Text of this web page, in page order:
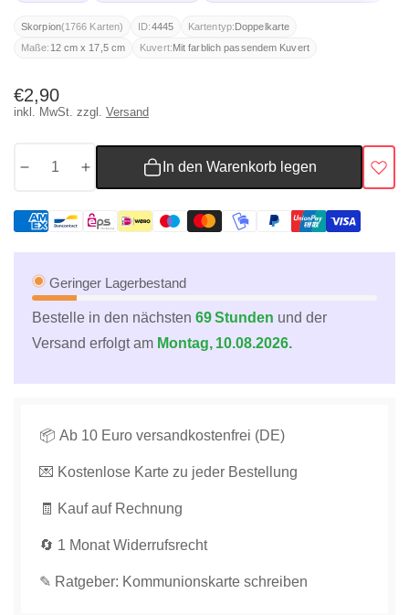
Skorpion(1766 Karten) ID:4445 Kartentyp:Doppelkarte
Maße: 12 cm x 17,5 cm Kuvert:Mit farblich passendem Kuvert
Normaler
Preis
€2,90
inkl. MwSt. zzgl. Versand
Menge
Kommunion
Kerze
&amp;
Fisch
auf
Sonnendesign
Kinderfeier
Menge
Kommunion
Kerze
Fisch
auf
Sonnendesign
Kinderfeier
In den Warenkorb legen
Geringer Lagerbestand
Bestelle in den nächsten 69 Stunden und der
Versand erfolgt am Montag, 10.08.2026.
📦 Ab 10 Euro versandkostenfrei (DE)
💌 Kostenlose Karte zu jeder Bestellung
🧾 Kauf auf Rechnung
🔄 1 Monat Widerrufsrecht
✎ Ratgeber: Kommunionskarte schreiben